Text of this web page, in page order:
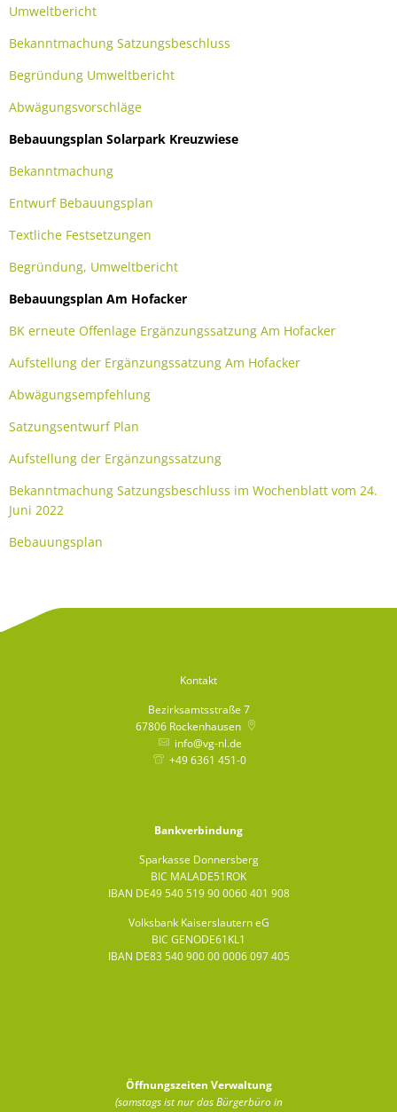
Umweltbericht
Bekanntmachung Satzungsbeschluss
Begründung Umweltbericht
Abwägungsvorschläge
Bebauungsplan Solarpark Kreuzwiese
Bekanntmachung
Entwurf Bebauungsplan
Textliche Festsetzungen
Begründung, Umweltbericht
Bebauungsplan Am Hofacker
BK erneute Offenlage Ergänzungssatzung Am Hofacker
Aufstellung der Ergänzungssatzung Am Hofacker
Abwägungsempfehlung
Satzungsentwurf Plan
Aufstellung der Ergänzungssatzung
Bekanntmachung Satzungsbeschluss im Wochenblatt vom 24.
Juni 2022
Bebauungsplan
Kontakt
Bezirksamtsstraße 7
67806 Rockenhausen
info@vg-nl.de
+49 6361 451-0
Bankverbindung
Sparkasse Donnersberg
BIC MALADE51ROK
IBAN DE49 540 519 90 0060 401 908
Volksbank Kaiserslautern eG
BIC GENODE61KL1
IBAN DE83 540 900 00 0006 097 405
Öffnungszeiten Verwaltung
(samstags ist nur das Bürgerbüro in